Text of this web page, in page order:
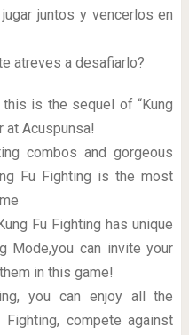
juntos y vencerlos en
atreves a desafiarlo?
is the sequel of “Kung
at Acuspunsa!
combos and gorgeous
Fu Fighting is the most
Fu Fighting has unique
Mode,you can invite your
in this game!
you can enjoy all the
compete against